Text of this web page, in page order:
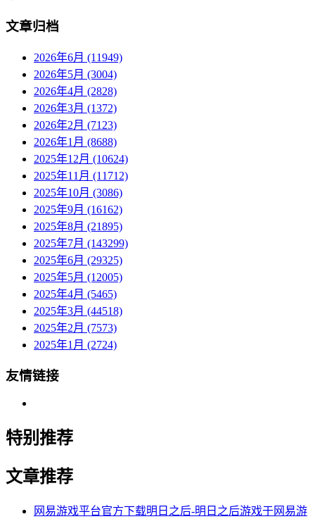
文章归档
2026年6月 (11949)
2026年5月 (3004)
2026年4月 (2828)
2026年3月 (1372)
2026年2月 (7123)
2026年1月 (8688)
2025年12月 (10624)
2025年11月 (11712)
2025年10月 (3086)
2025年9月 (16162)
2025年8月 (21895)
2025年7月 (143299)
2025年6月 (29325)
2025年5月 (12005)
2025年4月 (5465)
2025年3月 (44518)
2025年2月 (7573)
2025年1月 (2724)
友情链接
特别推荐
文章推荐
网易游戏平台官方下载明日之后-明日之后游戏于网易游